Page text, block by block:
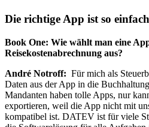
Die richtige App ist so
Book One: Wie wählt man eine
Reisekostenabrechnung aus?
André Notroff: Für mich als
Daten aus der App in die
Mandanten haben tolle Apps, nur
exportieren, weil die App nicht mit
kompatibel ist. DATEV ist für viele